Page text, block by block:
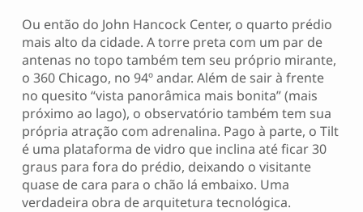
Ou então do John Hancock Center, o quarto prédio
mais alto da cidade. A torre preta com um par de
antenas no topo também tem seu próprio mirante,
o 360 Chicago, no 94º andar. Além de sair à frente
no quesito “vista panorâmica mais bonita” (mais
próximo ao lago), o observatório também tem sua
própria atração com adrenalina. Pago à parte, o Tilt
é uma plataforma de vidro que inclina até ficar 30
graus para fora do prédio, deixando o visitante
quase de cara para o chão lá embaixo. Uma
verdadeira obra de arquitetura tecnológica.